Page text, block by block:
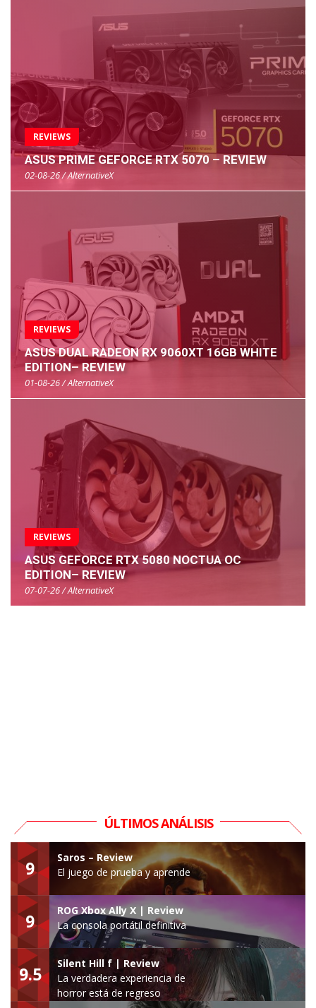
REVIEWS
ASUS PRIME GEFORCE RTX 5070 – REVIEW
02-08-26 / AlternativeX
REVIEWS
ASUS DUAL RADEON RX 9060XT 16GB WHITE
EDITION– REVIEW
01-08-26 / AlternativeX
REVIEWS
ASUS GEFORCE RTX 5080 NOCTUA OC
EDITION– REVIEW
07-07-26 / AlternativeX
ÚLTIMOS ANÁLISIS
9
Saros – Review
El juego de prueba y aprende
9
ROG Xbox Ally X | Review
La consola portátil definitiva
9.5
Silent Hill f | Review
La verdadera experiencia de
horror está de regreso